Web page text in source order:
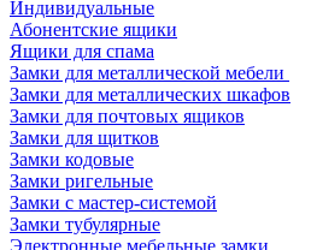
Индивидуальные
Абонентские ящики
Ящики для спама
Замки для металлической мебели
Замки для металлических шкафов
Замки для почтовых ящиков
Замки для щитков
Замки кодовые
Замки ригельные
Замки с мастер-системой
Замки тубулярные
Электронные мебельные замки